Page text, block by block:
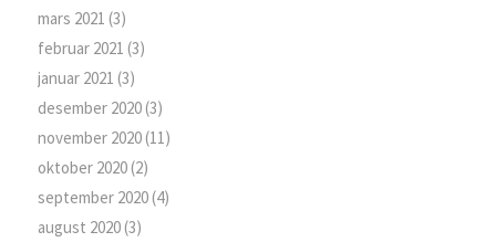
mars 2021 (3)
februar 2021 (3)
januar 2021 (3)
desember 2020(3)
november 2020(11)
oktober 2020(2)
september 2020(4)
august 2020(3)